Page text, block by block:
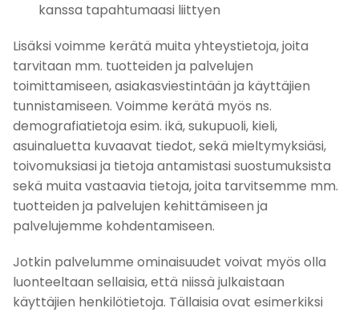
kanssa tapahtumaasi liittyen
Lisäksi voimme kerätä muita yhteystietoja, joita
tarvitaan mm. tuotteiden ja palvelujen
toimittamiseen, asiakasviestintään ja käyttäjien
tunnistamiseen. Voimme kerätä myös ns.
demografiatietoja esim. ikä, sukupuoli, kieli,
asuinaluetta kuvaavat tiedot, sekä mieltymyksiäsi,
toivomuksiasi ja tietoja antamistasi suostumuksista
sekä muita vastaavia tietoja, joita tarvitsemme mm.
tuotteiden ja palvelujen kehittämiseen ja
palvelujemme kohdentamiseen.
Jotkin palvelumme ominaisuudet voivat myös olla
luonteeltaan sellaisia, että niissä julkaistaan
käyttäjien henkilötietoja. Tällaisia ovat esimerkiksi